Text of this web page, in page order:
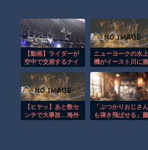
【動画】ライダーが
空中で交差するナイ
ントがクレイジー。
ニューヨークの水上
機がイースト川に激
瞬間！！
【ヒヤッ】あと数セ
ンチで大事故…海外
「ぶつかりおじさん
も弾き飛ばせる」藤